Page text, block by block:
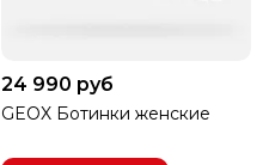
24 990 руб
GEOX Ботинки женские